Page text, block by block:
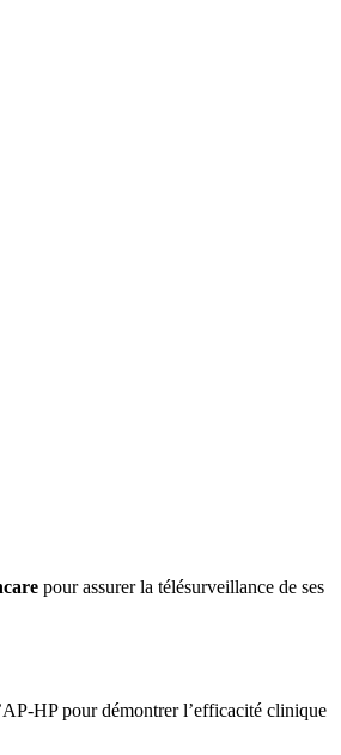
pour assurer la télésurveillance de ses
HP pour démontrer l’efficacité clinique